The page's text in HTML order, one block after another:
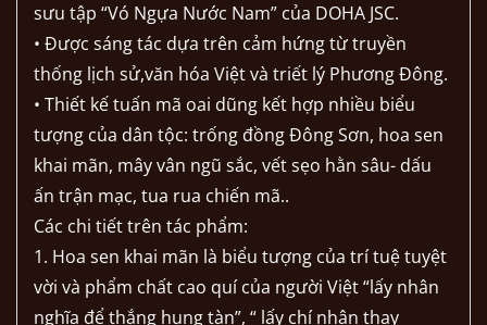
sưu tập “Vó Ngựa Nước Nam” của DOHA JSC.
• Được sáng tác dựa trên cảm hứng từ truyền
thống lịch sử,văn hóa Việt và triết lý Phương Đông.
• Thiết kế tuấn mã oai dũng kết hợp nhiều biểu
tượng của dân tộc: trống đồng Đông Sơn, hoa sen
khai mãn, mây vân ngũ sắc, vết sẹo hằn sâu- dấu
ấn trận mạc, tua rua chiến mã..
Các chi tiết trên tác phẩm:
1. Hoa sen khai mãn là biểu tượng của trí tuệ tuyệt
vời và phẩm chất cao quí của người Việt “lấy nhân
nghĩa để thắng hung tàn”, “ lấy chí nhân thay